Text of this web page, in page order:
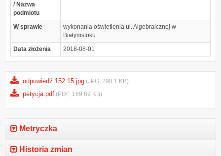
/ Nazwa
podmiotu
W sprawie
wykonania oświetlenia ul. Algebraicznej w
Białymstoku
Data złożenia
2018-08-01
odpowiedź 152.15.jpg (JPG, 298.1 KB)
petycja.pdf (PDF, 169.69 KB)
Metryczka
Historia zmian